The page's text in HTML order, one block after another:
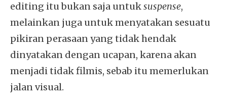
editing itu bukan saja untuksuspense,
melainkan juga untuk menyatakan sesuatu
pikiran perasaan yang tidak hendak
dinyatakan dengan ucapan, karena akan
menjadi tidak filmis, sebab itu memerlukan
jalan visual.